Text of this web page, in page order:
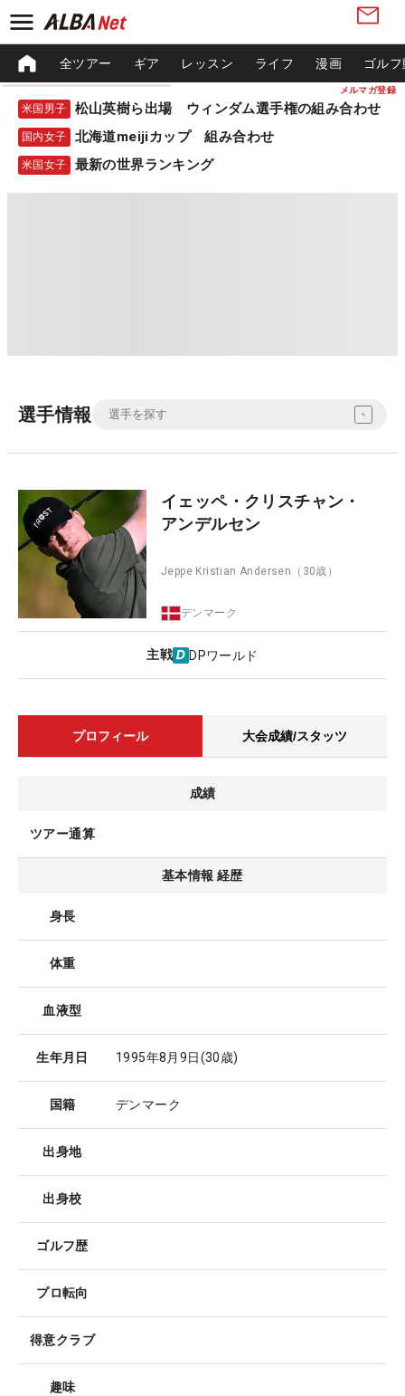
メルマガ登録
全ツアー ギア レッスン ライフ 漫画 ゴル
米国男子 松山英樹ら出場 ウィンダム選手権の組み合わせ
国内女子 北海道meijiカップ 組み合わせ
米国女子 最新の世界ランキング
選手情報
イェッペ・クリスチャン・
アンデルセン
Jeppe Kristian Andersen （30歳）
デンマーク
主戦 DPワールド
プロフィール 大会成績/スタッツ
成績
ツアー通算
基本情報 経歴
身長
体重
血液型
生年月日 1995年8月9日(30歳)
国籍 デンマーク
出身地
出身校
ゴルフ歴
プロ転向
得意クラブ
趣味